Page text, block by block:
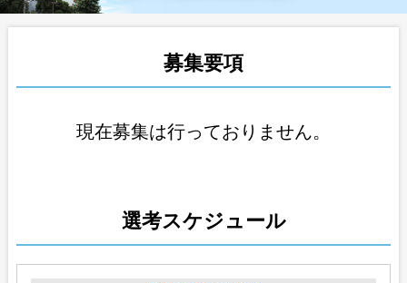
募集要項
現在募集は行っておりません。
選考スケジュール